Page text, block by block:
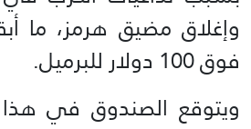
وإغلاق مضيق هرمز، ما
فوق 100 دولار للبرميل.
ويتوقع الصندوق في هذا